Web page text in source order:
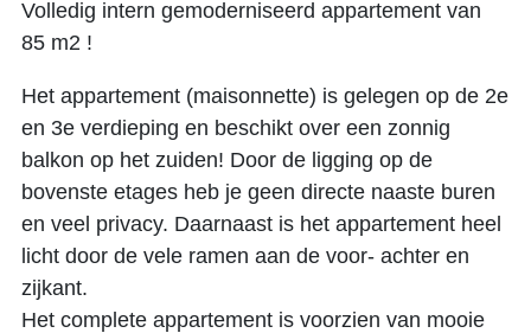
Volledig intern gemoderniseerd appartement van
85 m2 !
Het appartement (maisonnette) is gelegen op de 2e
en 3e verdieping en beschikt over een zonnig
balkon op het zuiden! Door de ligging op de
bovenste etages heb je geen directe naaste buren
en veel privacy. Daarnaast is het appartement heel
licht door de vele ramen aan de voor- achter en
zijkant.
Het complete appartement is voorzien van mooie